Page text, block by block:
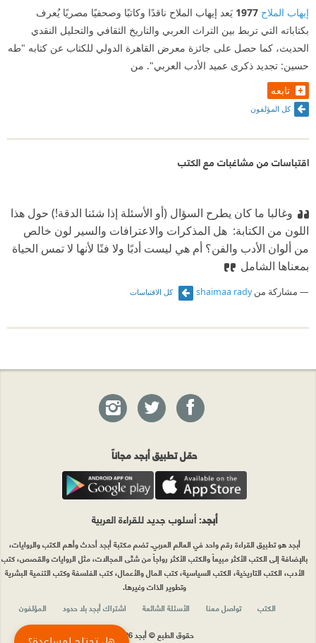
إيهاب الملاح 1977 يَعد إيهاب الملاح ناقدًا وكاتبًا وصحفيًا مصريًا يُعرف
بكتاباته التي تربط بين التراث العربي والتاريخ الثقافي والتحليل النقدي
الحديث، كما حصل على جائزة معرض القاهرة الدولي للكتاب عن كتابه "طه
حسين: تجديد ذكرى عميد الأدب العربي". من
تابعه
كل المؤلفون
اقتباسات من مشاغبات مع الكتب
وغالبا ما كان يطرح السؤال (أو الأسئلة إذا شئنا الدقة!) حول هذا
اللون من الكتابة:‏ ‫ ‏هل المذكرات والاعترافات والسير لون خالص
من ألوان الأدب والفن؟ أم هي ليست أدبًا ولا فنًا لأنها لا تمس الحياة
بمعناها الشامل
مشاركة منshaimaa rady كل الاقتباسات
حمّل تطبيق أبجد مجاناً
أبجد: أسلوب جديد للقراءة العربية
أبجد هو تطبيق القراءة رقم واحد في العالم العربي. تضم مكتبة أبجد أحدث وأهم الكتب والروايات،
بالإضافة إلى الكتب الأكثر مبيعاً والكتب الأكثر رواجاً من شتّى المجالات، مثل الروايات والقصص، كتب
الأدب، الكتب التاريخية، الكتب السياسية، كتب المال والأعمال، كتب الفلسفة وكتب التنمية البشرية
وتطوير الذات وغيرها.
الكتب
تواصل معنا الأسئلة الشائعة اشتراك أبجد بلا حدود
المؤلفون
حقوق الطبع © أبجد 2026